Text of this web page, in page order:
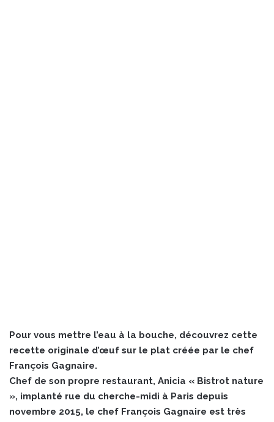
Pour vous mettre l’eau à la bouche, découvrez cette
recette originale d’œuf sur le plat créée par le chef
François Gagnaire.
Chef de son propre restaurant, Anicia « Bistrot nature
», implanté rue du cherche-midi à Paris depuis
novembre 2015, le chef François Gagnaire est très